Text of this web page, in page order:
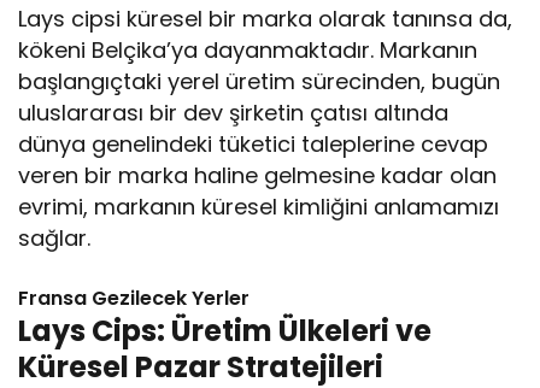
Lays cipsi küresel bir marka olarak tanınsa da,
kökeni Belçika’ya dayanmaktadır. Markanın
başlangıçtaki yerel üretim sürecinden, bugün
uluslararası bir dev şirketin çatısı altında
dünya genelindeki tüketici taleplerine cevap
veren bir marka haline gelmesine kadar olan
evrimi, markanın küresel kimliğini anlamamızı
sağlar.
Fransa Gezilecek Yerler
Lays Cips: Üretim Ülkeleri ve
Küresel Pazar Stratejileri